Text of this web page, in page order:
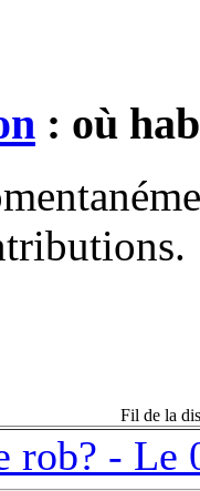
: où
Fil de la
rob? - Le